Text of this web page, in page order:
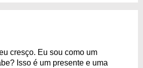
cresço. Eu sou como um
Isso é um presente e uma